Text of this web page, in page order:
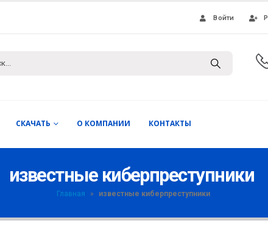
Войти
СКАЧАТЬ О КОМПАНИИ КОНТАКТЫ
известные киберпреступники
Главная » известные киберпреступники